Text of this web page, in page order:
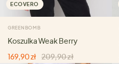
ECOVERO
GREENBOMB
Koszulka Weak Berry
169,90 zł 209,90 zł